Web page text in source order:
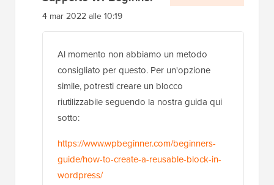
4 mar 2022 alle 8:25
cosa succede se voglio che il mio contenuto
predefinito sia una tabella con righe e
colonne sull'Editor
Rispondi
Supporto WPBeginner